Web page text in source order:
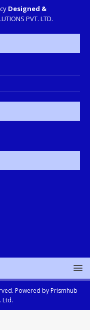
Designed &
PVT. LTD.
Powered by Prismhub
Ltd.